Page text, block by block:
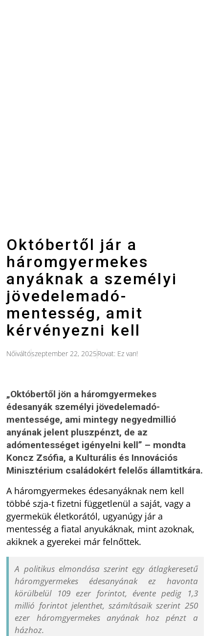
Októbertől jár a
háromgyermekes
anyáknak a személyi
jövedelemadó-
mentesség, amit
kérvényezni kell
Nőiváltószeptember 22, 2025Rovat: Ez van!
„Októbertől jön a háromgyermekes
édesanyák személyi jövedelemadó-
mentessége, ami mintegy negyedmillió
anyának jelent pluszpénzt, de az
adómentességet igényelni kell” – mondta
Koncz Zsófia, a Kulturális és Innovációs
Minisztérium családokért felelős államtitkára.
A háromgyermekes édesanyáknak nem kell
többé szja-t fizetni függetlenül a saját, vagy a
gyermekük életkorától, ugyanúgy jár a
mentesség a fiatal anyukáknak, mint azoknak,
akiknek a gyerekei már felnőttek.
A politikus elmondása szerint egy átlagkeresetű
háromgyermekes édesanyának ez havonta
körülbelül 109 ezer forintot, évente pedig 1,3
millió forintot jelenthet, számításaik szerint 250
ezer háromgyermekes anyának hoz pénzt a
házhoz.